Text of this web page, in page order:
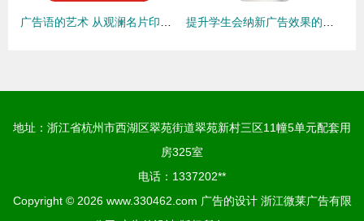
地址：浙江省杭州市西湖区翠苑街道翠苑新村三区11幢5单元配套用
房325室
电话：1337202**
Copyright © 2026 www.330462.com 广告的设计 浙江微莱广告有限